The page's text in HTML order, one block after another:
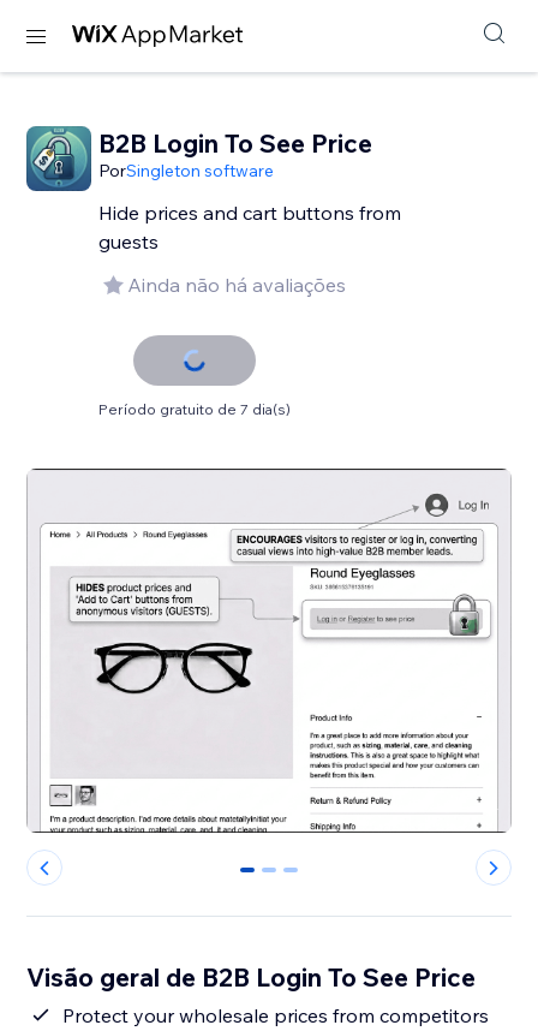
B2B Login To See Price
PorSingleton software
Hide prices and cart buttons from
guests
Ainda não há avaliações
Período gratuito de 7 dia(s)
0 1 2
Visão geral de B2B Login To See Price
Protect your wholesale prices from competitors